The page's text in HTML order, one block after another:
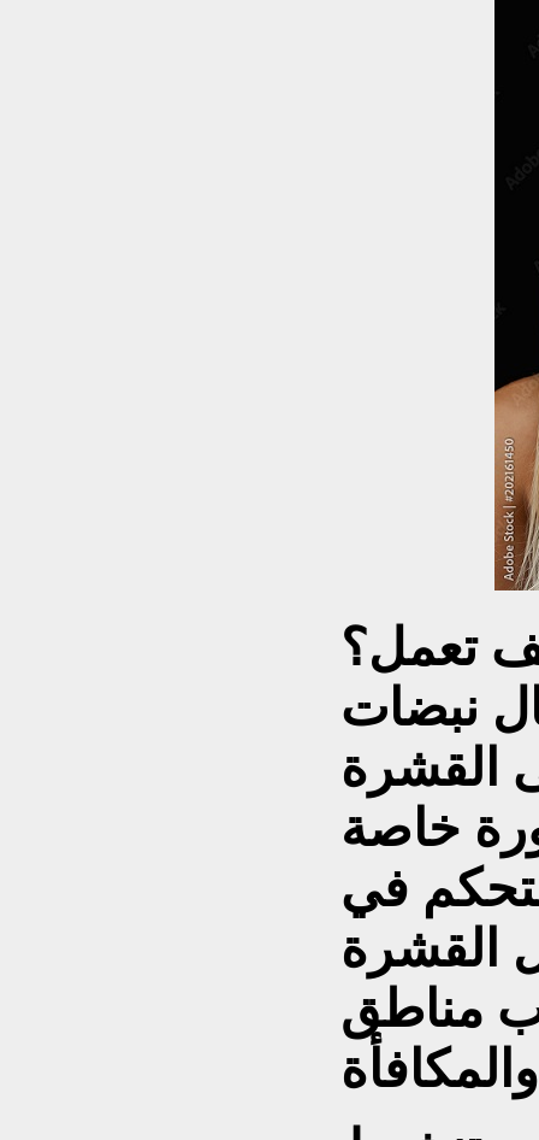
تعمل؟
نبضات
القشرة
خاصة
في
القشرة
مناطق